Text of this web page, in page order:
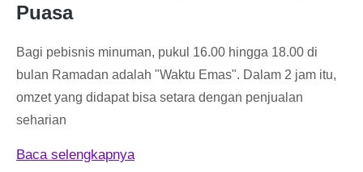
Puasa
Bagi pebisnis minuman, pukul 16.00 hingga 18.00 di
bulan Ramadan adalah "Waktu Emas". Dalam 2 jam itu,
omzet yang didapat bisa setara dengan penjualan
seharian
Baca selengkapnya